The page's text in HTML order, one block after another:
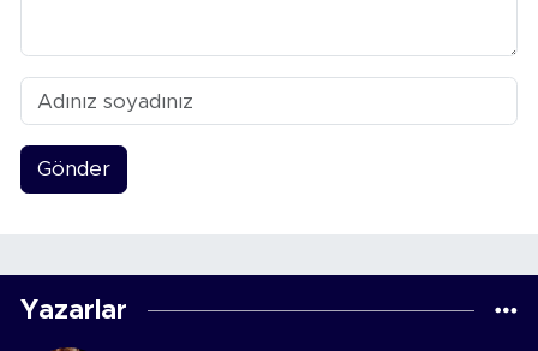
Gönder
Yazarlar